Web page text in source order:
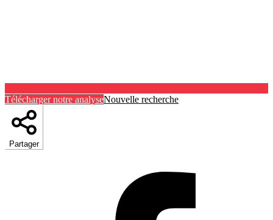
Télécharger notre analyseNouvelle recherche
Partager